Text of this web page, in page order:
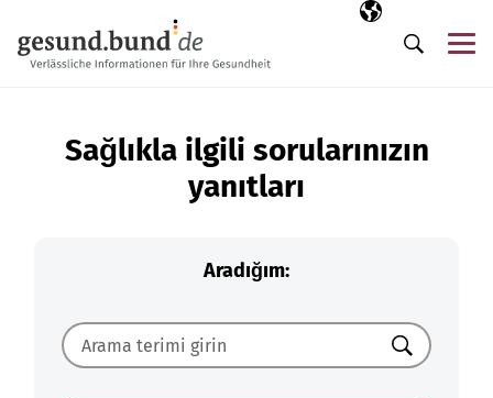
Seçili dil
TR
Arama
Sağlıkla ilgili sorularınızın
yanıtları
Aradığım:
Ara